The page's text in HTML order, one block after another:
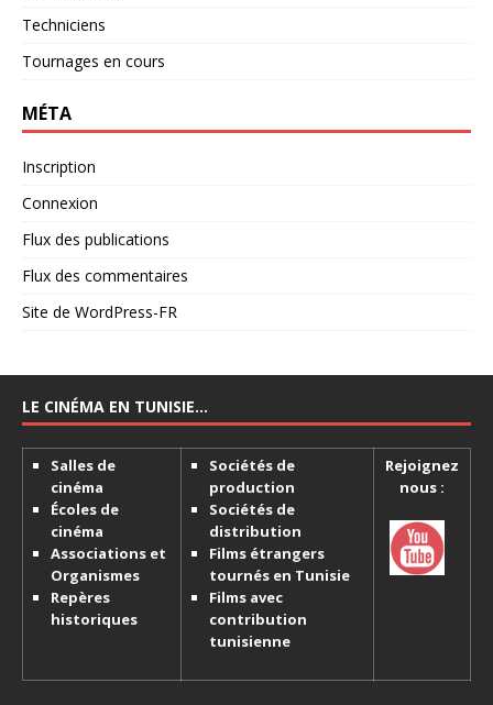
Techniciens
Tournages en cours
MÉTA
Inscription
Connexion
Flux des publications
Flux des commentaires
Site de WordPress-FR
LE CINÉMA EN TUNISIE…
Salles de
cinéma
Écoles de
cinéma
Associations et
Organismes
Repères
historiques
Sociétés de
production
Sociétés de
distribution
Films étrangers
tournés en Tunisie
Films avec
contribution
tunisienne
Rejoignez
nous :